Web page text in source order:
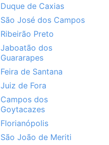
Duque de Caxias
São José dos Campos
Ribeirão Preto
Jaboatão dos
Guararapes
Feira de Santana
Juiz de Fora
Campos dos
Goytacazes
Florianópolis
São João de Meriti